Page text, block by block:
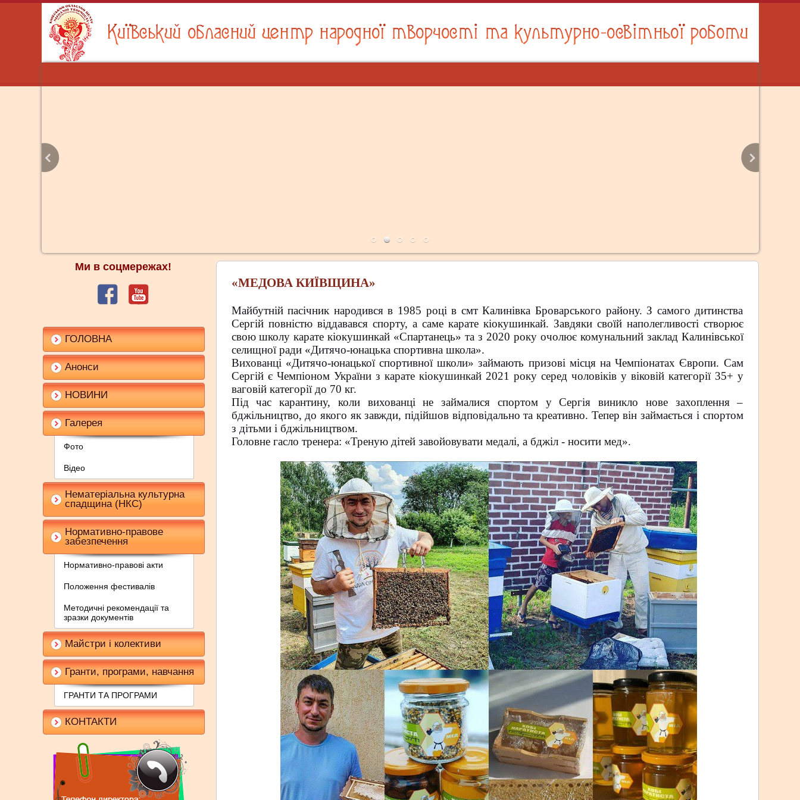
Ми в соцмережах!
ГОЛОВНА
Анонси
НОВИНИ
Галерея
Фото
Відео
Нематеріальна культурна
спадщина (НКС)
Нормативно-правове
забезпечення
Нормативно-правові акти
Положення фестивалів
Методичні рекомендації та
зразки документів
Майстри і колективи
Гранти, програми, навчання
ГРАНТИ ТА ПРОГРАМИ
КОНТАКТИ
«МЕДОВА КИЇВЩИНА»
Майбутній пасічник народився в 1985 році в смт Калинівка Броварського району. З самого дитинства
Сергій повністю віддавався спорту, а саме карате кіокушинкай. Завдяки своїй наполегливості створює
свою школу карате кіокушинкай «Спартанець» та з 2020 року очолює комунальний заклад Калинівської
селищної ради «Дитячо-юнацька спортивна школа».
Вихованці «Дитячо-юнацької спортивної школи» займають призові місця на Чемпіонатах Європи. Сам
Сергій є Чемпіоном України з карате кіокушинкай 2021 року серед чоловіків у віковій категорії 35+ у
ваговій категорії до 70 кг.
Під час карантину, коли вихованці не займалися спортом у Сергія виникло нове захоплення –
бджільництво, до якого як завжди, підійшов відповідально та креативно. Тепер він займається і спортом
з дітьми і бджільництвом.
Головне гасло тренера: «Треную дітей завойовувати медалі, а бджіл - носити мед».